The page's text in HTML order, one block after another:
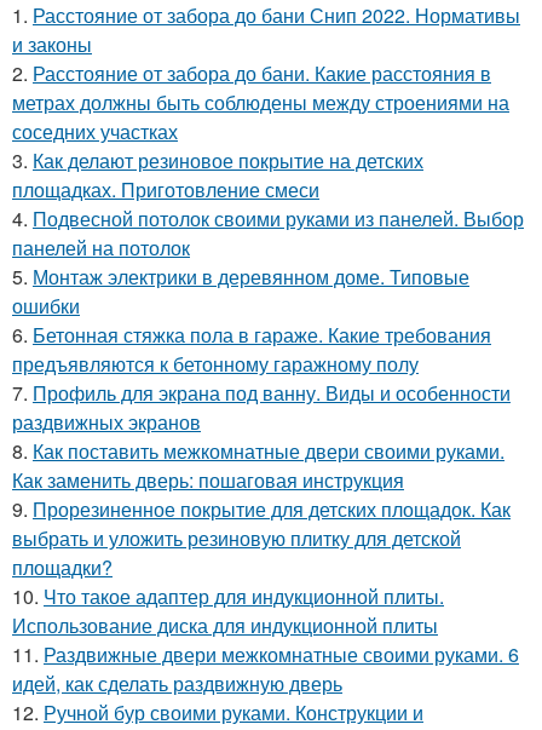
1. Расстояние от забора до бани Снип 2022. Нормативы
и законы
2. Расстояние от забора до бани. Какие расстояния в
метрах должны быть соблюдены между строениями на
соседних участках
3. Как делают резиновое покрытие на детских
площадках. Приготовление смеси
4. Подвесной потолок своими руками из панелей. Выбор
панелей на потолок
5. Монтаж электрики в деревянном доме. Типовые
ошибки
6. Бетонная стяжка пола в гараже. Какие требования
предъявляются к бетонному гаражному полу
7. Профиль для экрана под ванну. Виды и особенности
раздвижных экранов
8. Как поставить межкомнатные двери своими руками.
Как заменить дверь: пошаговая инструкция
9. Прорезиненное покрытие для детских площадок. Как
выбрать и уложить резиновую плитку для детской
площадки?
10. Что такое адаптер для индукционной плиты.
Использование диска для индукционной плиты
11. Раздвижные двери межкомнатные своими руками. 6
идей, как сделать раздвижную дверь
12. Ручной бур своими руками. Конструкции и